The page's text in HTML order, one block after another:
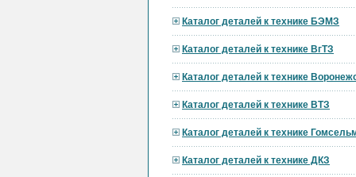
Каталог деталей к технике БЭМЗ
Каталог деталей к технике ВгТЗ
Каталог деталей к технике
Каталог деталей к технике ВТЗ
Каталог деталей к технике
Каталог деталей к технике ДКЗ